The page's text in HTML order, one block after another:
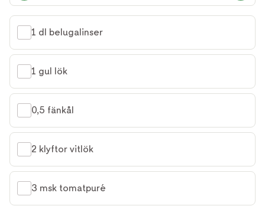
1 dl belugalinser
1 gul lök
0,5 fänkål
2 klyftor vitlök
3 msk tomatpuré